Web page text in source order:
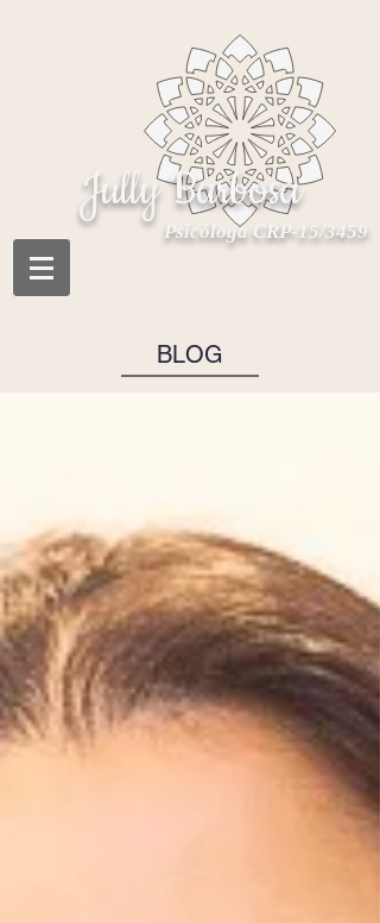
Jully Barbosa
Psicóloga CRP-15/3459
BLOG